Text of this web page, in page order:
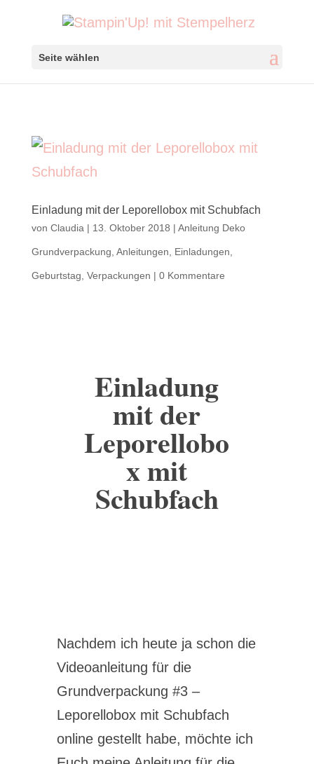
Seite wählen
Einladung mit der Leporellobox mit Schubfach
von Claudia | 13. Oktober 2018 | Anleitung Deko
Grundverpackung Anleitungen Einladungen
Geburtstag Verpackungen | 0 Kommentare
Einladung
mit der
Leporellobo
x mit
Schubfach
Nachdem ich heute ja schon die
Videoanleitung für die
Grundverpackung #3 –
Leporellobox mit Schubfach
online gestellt habe, möchte ich